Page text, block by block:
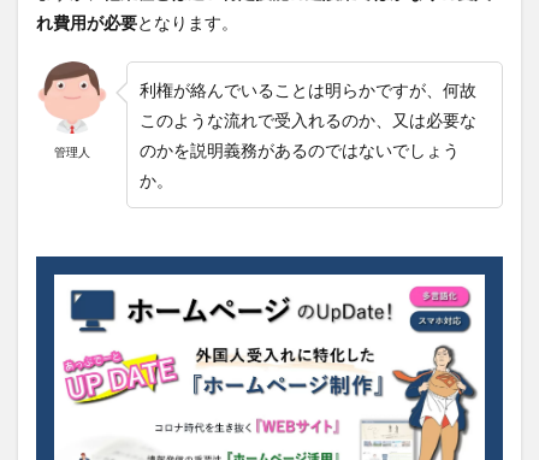
れ費用が必要となります。
管理人
利権が絡んでいることは明らかですが、何故
このような流れで受入れるのか、又は必要な
のかを説明義務があるのではないでしょう
か。